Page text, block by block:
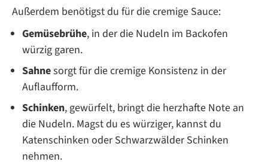
Außerdem benötigst du für die cremige Sauce:
Gemüsebrühe, in der die Nudeln im Backofen
würzig garen.
Sahnesorgt für die cremige Konsistenz in der
Auflaufform.
Schinken, gewürfelt, bringt die herzhafte Note an
die Nudeln. Magst du es würziger, kannst du
Katenschinken oder Schwarzwälder Schinken
nehmen.